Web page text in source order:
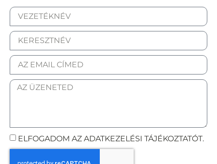
ELFOGADOM AZ ADATKEZELÉSI TÁJÉKOZTATÓT.